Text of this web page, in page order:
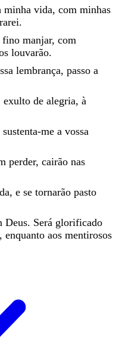
minha vida, com minhas
.
fino manjar, com
louvarão.
lembrança, passo a
exulto de alegria, à
sustenta-me a vossa
perder, cairão nas
, e se tornarão pasto
Deus. Será glorificado
, enquanto aos mentirosos